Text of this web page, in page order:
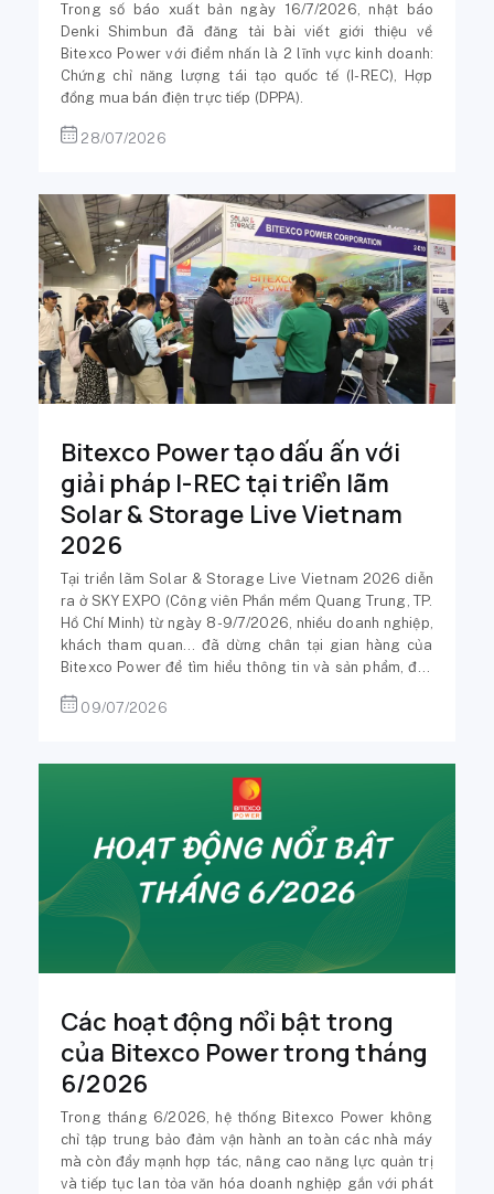
Trong số báo xuất bản ngày 16/7/2026, nhật báo
Denki Shimbun đã đăng tải bài viết giới thiệu về
Bitexco Power với điểm nhấn là 2 lĩnh vực kinh doanh:
Chứng chỉ năng lượng tái tạo quốc tế (I-REC), Hợp
đồng mua bán điện trực tiếp (DPPA).
28/07/2026
Bitexco Power tạo dấu ấn với
giải pháp I-REC tại triển lãm
Solar & Storage Live Vietnam
2026
Tại triển lãm Solar & Storage Live Vietnam 2026 diễn
ra ở SKY EXPO (Công viên Phần mềm Quang Trung, TP.
Hồ Chí Minh) từ ngày 8-9/7/2026, nhiều doanh nghiệp,
khách tham quan... đã dừng chân tại gian hàng của
Bitexco Power để tìm hiểu thông tin và sản phẩm, đặc
09/07/2026
Các hoạt động nổi bật trong
của Bitexco Power trong tháng
6/2026
Trong tháng 6/2026, hệ thống Bitexco Power không
chỉ tập trung bảo đảm vận hành an toàn các nhà máy
mà còn đẩy mạnh hợp tác, nâng cao năng lực quản trị
và tiếp tục lan tỏa văn hóa doanh nghiệp gắn với phát